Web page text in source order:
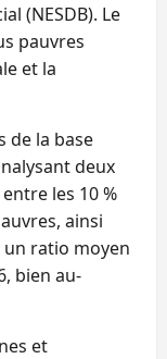
(NESDB). Le
pauvres
et la
de la base
deux
les 10 %
ainsi
un ratio moyen
bien au-
et